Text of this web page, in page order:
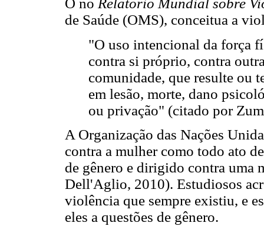
O no Relatório Mundial sobre
de Saúde (OMS), conceitua a
"O uso intencional da força
contra si próprio, contra
comunidade, que resulte ou
em lesão, morte, dano
ou privação" (citado por
A Organização das Nações
contra a mulher como todo ato
de gênero e dirigido contra uma
Dell'Aglio, 2010). Estudiosos
violência que sempre existiu, e
eles a questões de gênero.